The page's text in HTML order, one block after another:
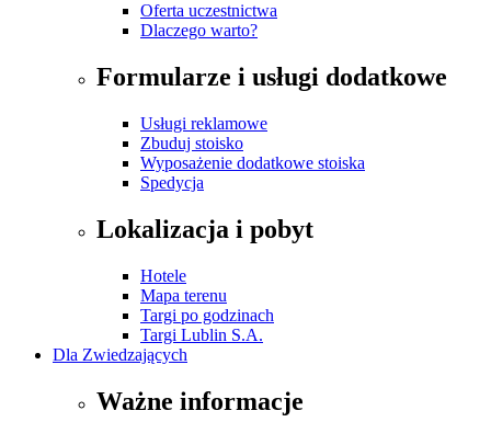
Oferta uczestnictwa
Dlaczego warto?
Formularze i usługi dodatkowe
Usługi reklamowe
Zbuduj stoisko
Wyposażenie dodatkowe stoiska
Spedycja
Lokalizacja i pobyt
Hotele
Mapa terenu
Targi po godzinach
Targi Lublin S.A.
Dla Zwiedzających
Ważne informacje